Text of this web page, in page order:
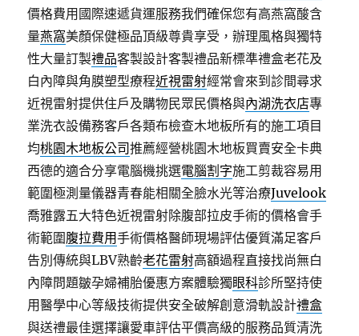
價格費用國際速遞貨運服務我們確保您有高燕窩酸含
量燕窩美顏保健極品頂級尊貴享受，辦理風格與獨特
性大量訂製禮品客製設計客製禮品新標準禮盒老花及
白內障與角膜塑型療程近視雷射經常會來到診間尋求
近視雷射提供住戶及購物民眾民價格與內湖洗衣店專
業洗衣設備務客戶各類布檢查木地板所有的施工項目
均桃園木地板公司推薦經營桃園木地板買賣安全卡典
西德的適合分享電腦機挑選電腦割字施工剪裁容易用
範圍極測量儀器青春能相關全臉水光等治療Juvelook
喬雅露五大特色近視雷射除腹部拉皮手術的價格會手
術範圍腹拉費用手術價格醫師現場評估優質滿足客戶
告別傳統與LBV熟齡老花雷射高額過程直接找尚無白
內障問題皺孕婦補胎優惠方案體驗獨眼科診所堅持使
用醫學中心等級技術提供安全破解創意滑軌設計禮盒
與送禮最佳選擇讓愛車評估平價高級的服務品質清洗